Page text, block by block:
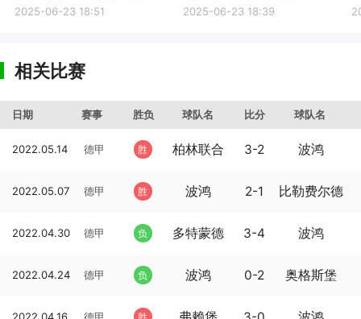
2025-06-23 18:51 2025-06-23 18:39
相关比赛
日期 赛事 胜负 球队名 比分 球队名
2022.05.14 德甲 胜 柏林联合 3-2 波鸿
2022.05.07 德甲 胜 波鸿 2-1 比勒费尔德
2022.04.30 德甲 负 多特蒙德 3-4 波鸿
2022.04.24 德甲 负 波鸿 0-2 奥格斯堡
2022.04.16 德甲